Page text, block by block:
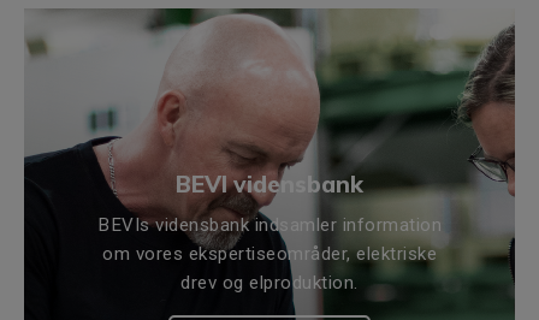
BEVI vidensbank
BEVIs vidensbank indsamler information
om vores ekspertiseområder, elektriske
drev og elproduktion.